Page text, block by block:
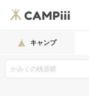
キャンプ